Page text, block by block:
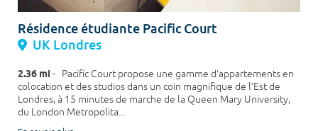
Résidence étudiante Pacific Court
UK Londres
2.36 mi - Pacific Court propose une gamme d’appartements en
colocation et des studios dans un coin magnifique de l’Est de
Londres, à 15 minutes de marche de la Queen Mary University,
du London Metropolita...